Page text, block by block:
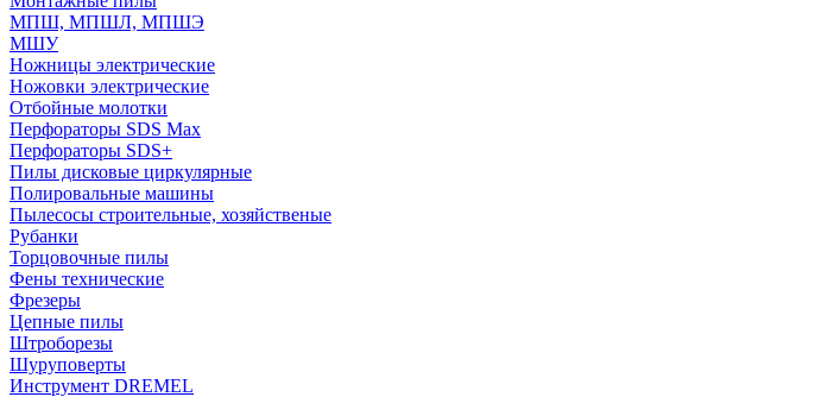
МПШ, МПШЛ, МПШЭ
МШУ
Ножницы электрические
Ножовки электрические
Отбойные молотки
Перфораторы SDS Max
Перфораторы SDS+
Пилы дисковые циркулярные
Полировальные машины
Пылесосы строительные, хозяйственые
Рубанки
Торцовочные пилы
Фены технические
Фрезеры
Цепные пилы
Штроборезы
Шуруповерты
Инструмент DREMEL